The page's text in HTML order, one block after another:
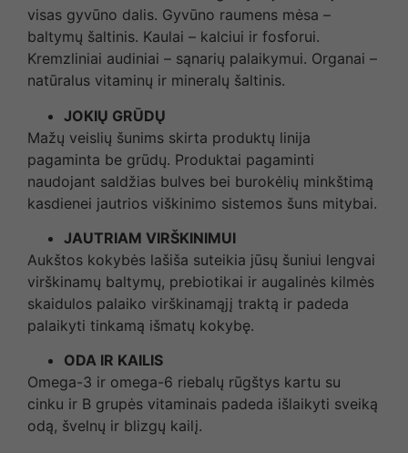
visas gyvūno dalis. Gyvūno raumens mėsa –
baltymų šaltinis. Kaulai – kalciui ir fosforui.
Kremzliniai audiniai – sąnarių palaikymui. Organai –
natūralus vitaminų ir mineralų šaltinis.
JOKIŲ GRŪDŲ
Mažų veislių šunims skirta produktų linija
pagaminta be grūdų. Produktai pagaminti
naudojant saldžias bulves bei burokėlių minkštimą
kasdienei jautrios viškinimo sistemos šuns mitybai.
JAUTRIAM VIRŠKINIMUI
Aukštos kokybės lašiša suteikia jūsų šuniui lengvai
virškinamų baltymų, prebiotikai ir augalinės kilmės
skaidulos palaiko virškinamąjį traktą ir padeda
palaikyti tinkamą išmatų kokybę.
ODA IR KAILIS
Omega-3 ir omega-6 riebalų rūgštys kartu su
cinku ir B grupės vitaminais padeda išlaikyti sveiką
odą, švelnų ir blizgų kailį.